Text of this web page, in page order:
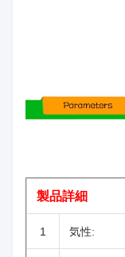
製品詳細
1 気性: